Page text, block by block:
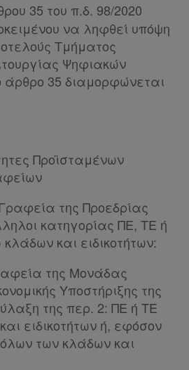
35 του π.δ. 98/2020
να ληφθεί υπόψη
Τμήματος
Ψηφιακών
άρθρο 35 διαμορφώνεται
Προϊσταμένων
της Προεδρίας
κατηγορίας ΠΕ, ΤΕ ή
και ειδικοτήτων:
της Μονάδας
Υποστήριξης της
της περ. 2: ΠΕ ή ΤΕ
ειδικοτήτων ή, εφόσον
των κλάδων και